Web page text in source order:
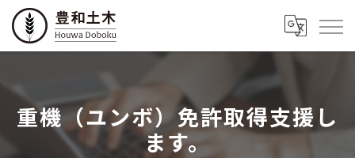
重機（ユンボ）免許取得支援し
ます。